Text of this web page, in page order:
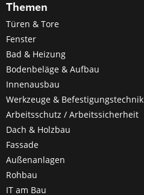
Themen
Türen & Tore
Fenster
Bad & Heizung
Bodenbeläge & Aufbau
Innenausbau
Werkzeuge & Befestigungstechnik
Arbeitsschutz / Arbeitssicherheit
Dach & Holzbau
Fassade
Außenanlagen
Rohbau
IT am Bau